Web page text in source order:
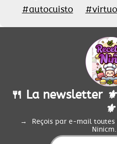
#autocuisto
🍴 La newsletter
⚜️
Reçois par e-mail
Ninicm.